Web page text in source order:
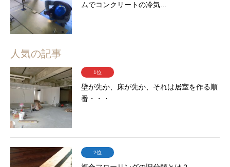
ムでコンクリートの冷気...
人気の記事
1位
壁が先か、床が先か、それは居室を作る順
番・・・
2位